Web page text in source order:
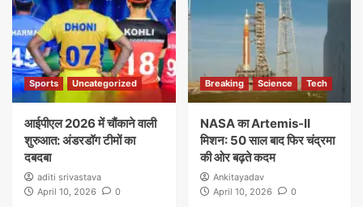
Sports Uncategorized
आईपीएल 2026 में चौंकाने वाली
शुरुआत: अंडरडॉग टीमों का
दबदबा
aditi srivastava
April 10, 2026
0
Breaking Science Tech
NASA का Artemis-II
मिशन: 50 साल बाद फिर चंद्रमा
की ओर बढ़ते कदम
Ankitayadav
April 10, 2026
0